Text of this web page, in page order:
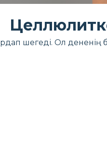
шегеді. Ол дененің